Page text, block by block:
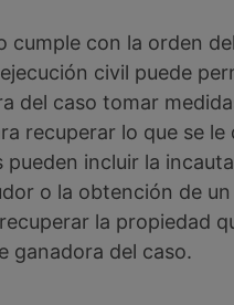
cumple con la orden
civil puede
del caso tomar
recuperar lo que se le
pueden incluir la
o la obtención de
la propiedad
ganadora del caso.